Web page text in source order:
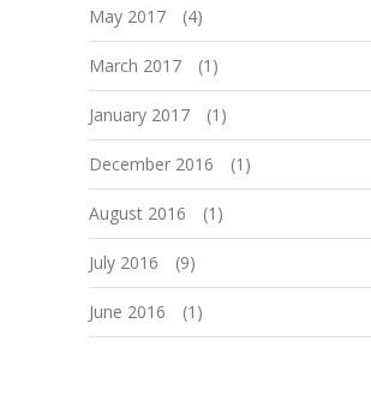
May 2017 (4)
March 2017 (1)
January 2017 (1)
December 2016 (1)
August 2016 (1)
July 2016 (9)
June 2016 (1)